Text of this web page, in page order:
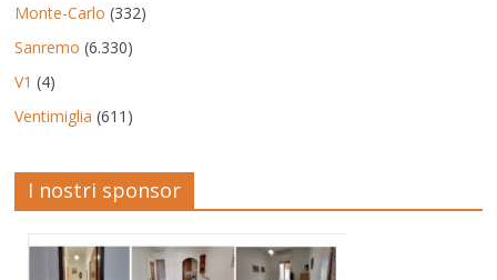
Monte-Carlo (332)
Sanremo (6.330)
V1 (4)
Ventimiglia (611)
I nostri sponsor